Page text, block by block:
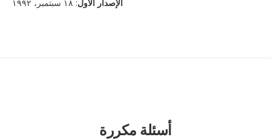
الإصدار الأول: ١٨ سبتمبر، ١٩٩٢
أسئلة مكررة